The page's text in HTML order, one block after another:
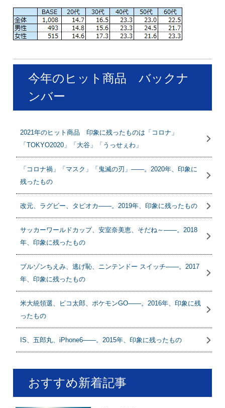
今年のヒット商品 バックナ
ンバー
2021年のヒット商品 印象に残ったものは「コロナ」
「TOKYO2020」「大谷」「うっせぇわ」
「コロナ禍」「マスク」「鬼滅の刃」――。2020年、印象に
残ったもの
改元、ラグビー、タピオカ――。2019年、印象に残ったもの
サッカーワールドカップ、安室奈美恵、そだね～――。2018
年、印象に残ったもの
ブルゾンちえみ、逃げ恥、ニンテンドー スイッチ――。2017
年、印象に残ったもの
米大統領選、ピコ太郎、ポケモンGO――。2016年、印象に残
ったもの
IS、五郎丸、iPhone6――。2015年、印象に残ったもの
おすすめ新着記事